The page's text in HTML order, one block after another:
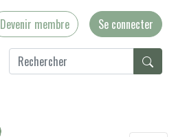
Devenir membre Se connecter